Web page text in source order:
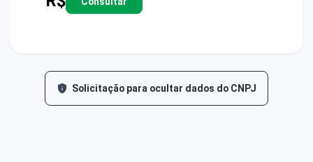
Solicitação para ocultar dados do CNPJ